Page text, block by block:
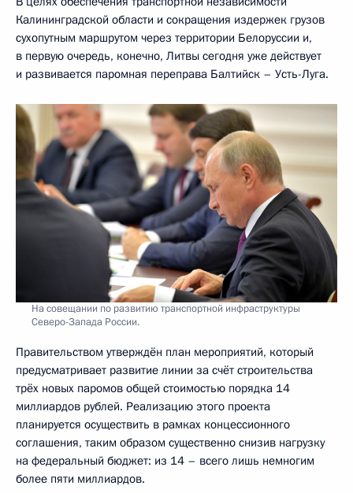
Калининградской области и сокращения издержек грузов
сухопутным маршрутом через территории Белоруссии и,
в первую очередь, конечно, Литвы сегодня уже действует
и развивается паромная переправа Балтийск – Усть-Луга.
На совещании по развитию транспортной инфраструктуры
Северо-Запада России.
Правительством утверждён план мероприятий, который
предусматривает развитие линии за счёт строительства
трёх новых паромов общей стоимостью порядка 14
миллиардов рублей. Реализацию этого проекта
планируется осуществить в рамках концессионного
соглашения, таким образом существенно снизив нагрузку
на федеральный бюджет: из 14 – всего лишь немногим
более пяти миллиардов.